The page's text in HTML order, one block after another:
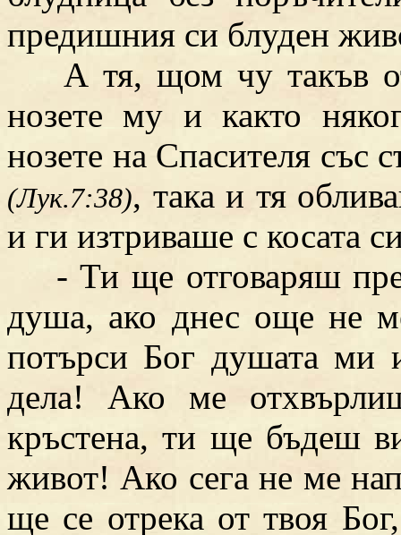
предишния си блуден
А тя, щом чу такъв
нозете му и както
нозете на Спасителя със
(Лук.7:38), така и тя
и ги изтриваше с косата
- Ти ще отговаряш
душа, ако днес още не
потърси Бог душата ми
дела! Ако ме
кръстена, ти ще бъдеш
живот! Ако сега не ме
ще се отрека от твоя